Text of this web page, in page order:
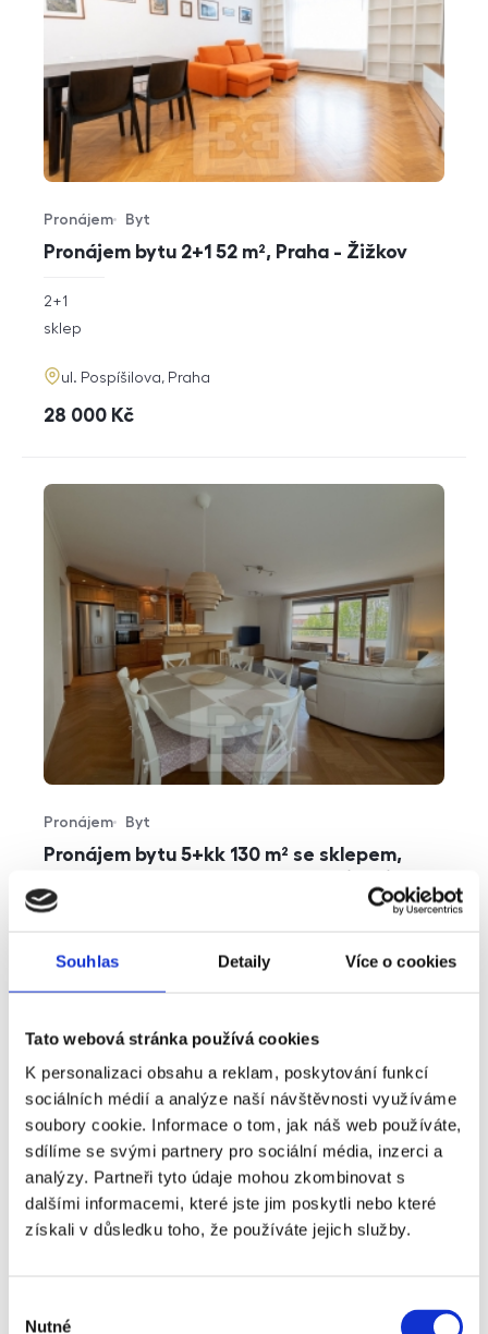
Souhlas Detaily Více o cookies
Tato webová stránka používá cookies
K personalizaci obsahu a reklam, poskytování funkcí
sociálních médií a analýze naší návštěvnosti využíváme
soubory cookie. Informace o tom, jak náš web používáte,
sdílíme se svými partnery pro sociální média, inzerci a
analýzy. Partneři tyto údaje mohou zkombinovat s
dalšími informacemi, které jste jim poskytli nebo které
získali v důsledku toho, že používáte jejich služby.
Nutné
Pronájem bytu 2+1 52 m², Praha - Žižkov
Typ nabídky
Pronájem
Typ nemovitosti
Byt
rozměry
2+1
funkce
sklep
adresa
ul. Pospíšilova, Praha
cena
28 000 Kč
Pronájem bytu 5+kk 130 m² se sklepem,
Typ nabídky
Pronájem
Typ nemovitosti
Byt
funkce
parkování sklep výtah
cena
49 000 Kč